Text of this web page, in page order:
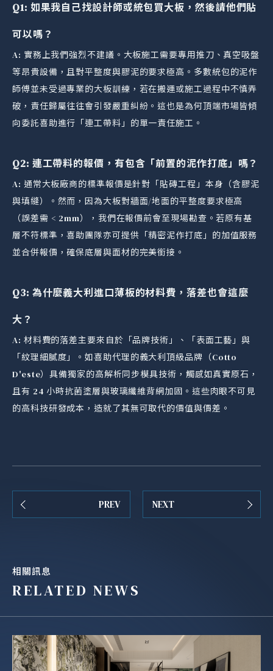
Q1: 如果我自己找設計師或統包買大板，然後請他們貼
可以嗎？
A: 實務上我們強烈不建議。大板施工需要專用推刀、真空吸盤
等昂貴設備，且對平整度與膠泥的要求極高。多數統包的泥作
師傅並未受過專業的大板訓練，若在搬運或施工過程中不慎弄
破，責任歸屬往往會引發嚴重糾紛。這也是為何頂端市場皆傾
向委託喜助進行「連工帶料」的單一責任施工。
Q2: 連工帶料的報價，有包含「前置的泥作打底」嗎？
A: 通常大板廠商的標準報價是針對「貼磚工程」本身（含膠泥
與填縫）。然而，因為大板對牆面/地面的平整度要求極高
（誤差需 < 2mm），我們在報價前會至現場勘查。若原有基
層不符標準，喜助團隊亦可提供「精密泥作打底」的加值服務
並合併報價，確保底層與面材的完美銜接。
Q3: 為什麼義大利進口薄板的材料費，落差也會這麼
大？
A: 材料費的落差主要來自於「品牌技術」、「表面工藝」與
「紋理細膩度」。如喜助代理的義大利頂級品牌（Cotto
D'este）具備獨家的高解析同步模具技術，觸感如真實原石，
且有 24 小時抗菌塗層與玻璃纖維背網加固。這些肉眼不可見
的高科技研發成本，造就了其無可取代的價值與價差。
PREV NEXT
相關訊息
RELATED NEWS